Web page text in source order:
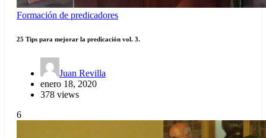
Formación de predicadores
25 Tips para mejorar la predicación vol. 3.
Juan Revilla
enero 18, 2020
378 views
6